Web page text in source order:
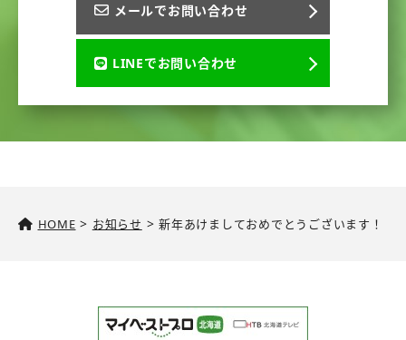
メールでお問い合わせ
LINEでお問い合わせ
HOME > お知らせ > 新年あけましておめでとうございます！